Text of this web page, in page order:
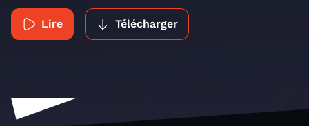
Lire Télécharger